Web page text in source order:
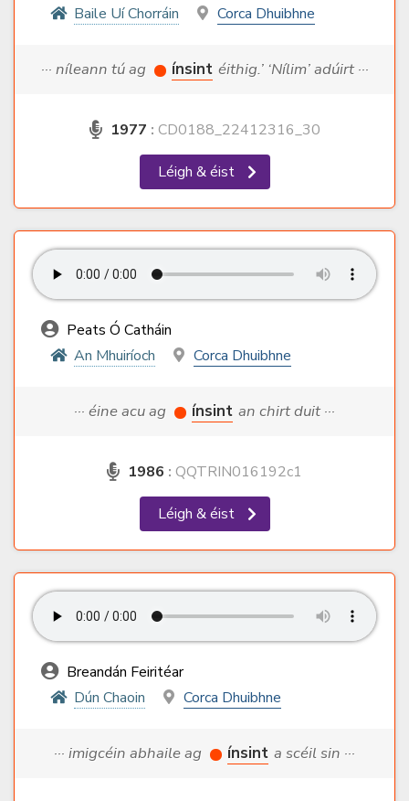
Baile Uí Chorráin
Corca Dhuibhne
··· níleann tú ag ínsint éithig.’ ‘Nílim’ adúirt ···
1977 : CD0188_22412316_30
Léigh & éist
Peats Ó Catháin
An Mhuiríoch
Corca Dhuibhne
··· éine acu ag ínsint an chirt duit ···
1986 : QQTRIN016192c1
Léigh & éist
Breandán Feiritéar
Dún Chaoin
Corca Dhuibhne
··· imigcéin abhaile ag ínsint a scéil sin ···